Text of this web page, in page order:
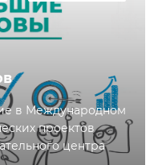
в Международном
проектов
центра